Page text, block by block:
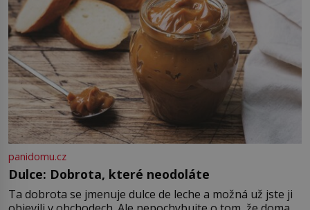
evolučně nastavena na neustálý
[…]
panidomu.cz
Dulce: Dobrota, které neodoláte
Ta dobrota se jmenuje dulce de leche a možná už jste ji